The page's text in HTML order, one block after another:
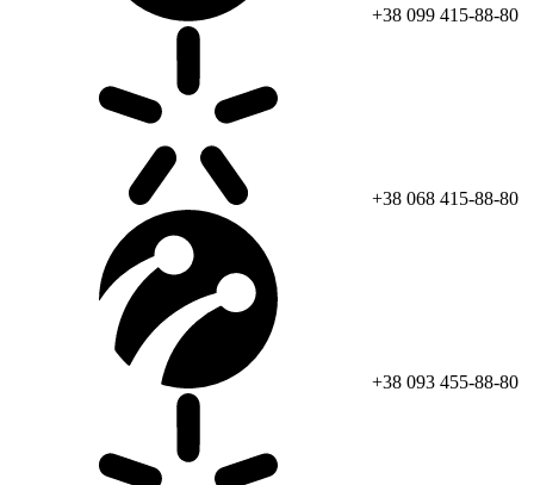
+38 099 415-88-80
+38 068 415-88-80
+38 093 455-88-80